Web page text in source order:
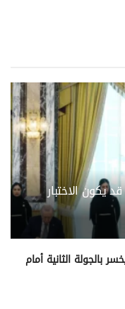
يكون الاختبار
بالجولة الثانية أمام